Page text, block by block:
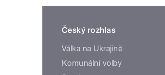
Český rozhlas
Válka na Ukrajině
Komunální volby